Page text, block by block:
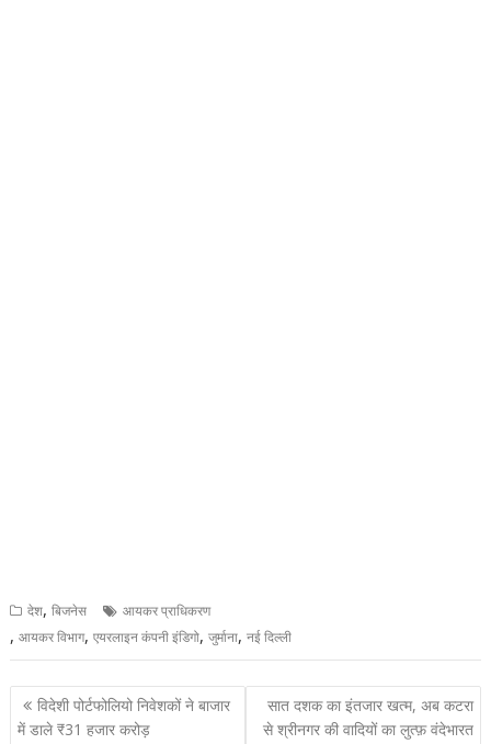
देश,बिजनेस आयकर प्राधिकरण
,आयकर विभाग,एयरलाइन कंपनी इंडिगो,जुर्माना,नई दिल्ली
Post
navigation
विदेशी पोर्टफोलियो निवेशकों ने बाजार
में डाले ₹31 हजार करोड़
सात दशक का इंतजार खत्म, अब कटरा
से श्रीनगर की वादियों का लुत्फ़ वंदेभारत